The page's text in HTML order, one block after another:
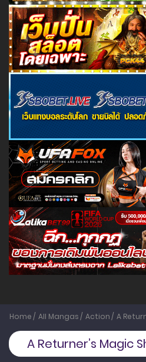
Home All Mangas Action A
A Returner’s Magic